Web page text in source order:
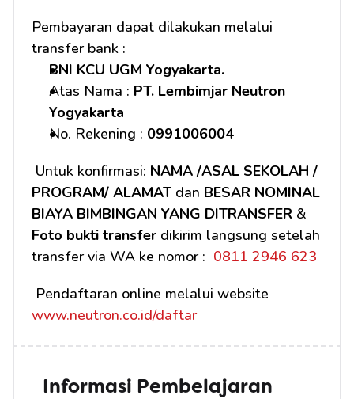
Pembayaran dapat dilakukan melalui
transfer bank :
BNI KCU UGM Yogyakarta.
Atas Nama : PT. Lembimjar Neutron
Yogyakarta
No. Rekening : 0991006004
Untuk konfirmasi: NAMA /ASAL SEKOLAH /
PROGRAM/ ALAMAT dan BESAR NOMINAL
BIAYA BIMBINGAN YANG DITRANSFER
Foto bukti transfer dikirim langsung setelah
transfer via WA ke nomor : 0811 2946 623
www.neutron.co.id/daftar
Informasi Pembelajaran